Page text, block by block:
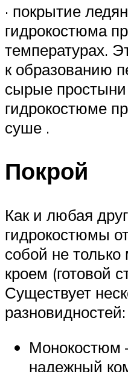
· покрытие
гидрокостюма
температурах.
к образованию
сырые
гидрокостюме
суше .
Покрой
Как и любая
гидрокостюмы
собой не
кроем (готовой
Существует
разновидностей:
Монокостюм
надежный